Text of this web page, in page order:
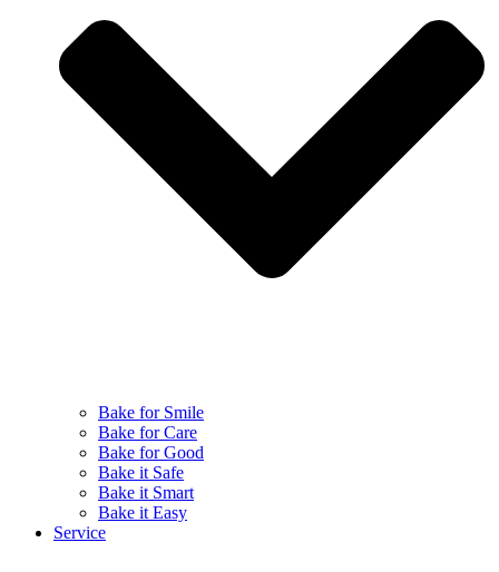
Bake for Smile
Bake for Care
Bake for Good
Bake it Safe
Bake it Smart
Bake it Easy
Service